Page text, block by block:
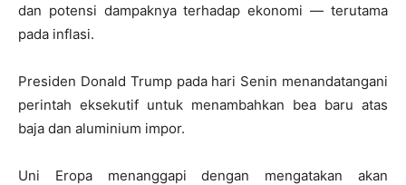
dan potensi dampaknya terhadap ekonomi — terutama
pada inflasi.
Presiden Donald Trump pada hari Senin menandatangani
perintah eksekutif untuk menambahkan bea baru atas
baja dan aluminium impor.
Uni Eropa menanggapi dengan mengatakan akan